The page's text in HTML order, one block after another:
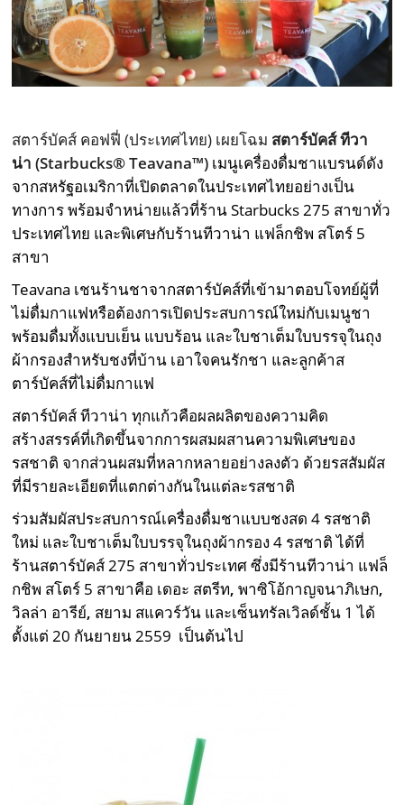
สตาร์บัคส์ คอฟฟี่ (ประเทศไทย) เผยโฉม สตาร์บัคส์ ทีวา
น่า(Starbucks® Teavana™) เมนูเครื่องดื่มชาแบรนด์ดัง
จากสหรัฐอเมริกาที่เปิดตลาดในประเทศไทยอย่างเป็น
ทางการ พร้อมจำหน่ายแล้วที่ร้าน Starbucks 275 สาขาทั่ว
ประเทศไทย และพิเศษกับร้านทีวาน่า แฟล็กชิพ สโตร์ 5
สาขา
Teavana เชนร้านชาจากสตาร์บัคส์ที่เข้ามาตอบโจทย์ผู้ที่
ไม่ดื่มกาแฟหรือต้องการเปิดประสบการณ์ใหม่กับเมนูชา
พร้อมดื่มทั้งแบบเย็น แบบร้อน และใบชาเต็มใบบรรจุในถุง
ผ้ากรองสำหรับชงที่บ้าน เอาใจคนรักชา และลูกค้าส
ตาร์บัคส์ที่ไม่ดื่มกาแฟ
สตาร์บัคส์ ทีวาน่า ทุกแก้วคือผลผลิตของความคิด
สร้างสรรค์ที่เกิดขึ้นจากการผสมผสานความพิเศษของ
รสชาติ จากส่วนผสมที่หลากหลายอย่างลงตัว ด้วยรสสัมผัส
ที่มีรายละเอียดที่แตกต่างกันในแต่ละรสชาติ
ร่วมสัมผัสประสบการณ์เครื่องดื่มชาแบบชงสด 4 รสชาติ
ใหม่ และใบชาเต็มใบบรรจุในถุงผ้ากรอง 4 รสชาติ ได้ที่
ร้านสตาร์บัคส์ 275 สาขาทั่วประเทศ ซึ่งมีร้านทีวาน่า แฟล็
กชิพ สโตร์ 5 สาขาคือ เดอะ สตรีท,พาซิโอ้กาญจนาภิเษก,
วิลล่า อารีย์, สยาม สแควร์วัน และเซ็นทรัลเวิลด์ชั้น 1 ได้
ตั้งแต่ 20 กันยายน 2559 เป็นต้นไป